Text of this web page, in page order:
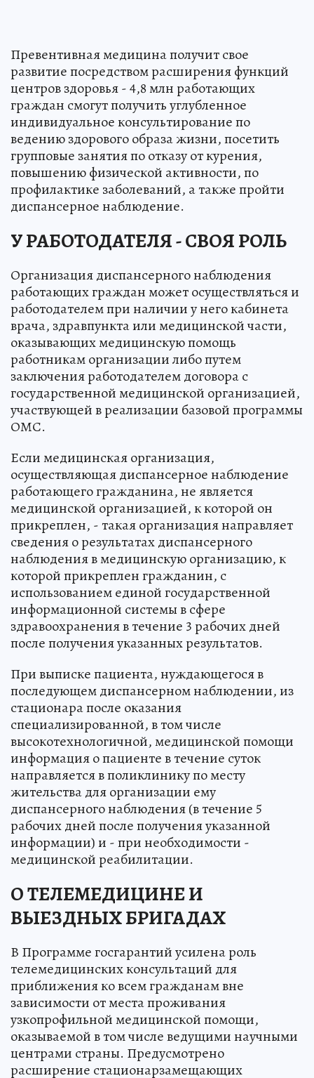
Превентивная медицина получит свое
развитие посредством расширения функций
центров здоровья - 4,8 млн работающих
граждан смогут получить углубленное
индивидуальное консультирование по
ведению здорового образа жизни, посетить
групповые занятия по отказу от курения,
повышению физической активности, по
профилактике заболеваний, а также пройти
диспансерное наблюдение.
У РАБОТОДАТЕЛЯ - СВОЯ РОЛЬ
Организация диспансерного наблюдения
работающих граждан может осуществляться и
работодателем при наличии у него кабинета
врача, здравпункта или медицинской части,
оказывающих медицинскую помощь
работникам организации либо путем
заключения работодателем договора с
государственной медицинской организацией,
участвующей в реализации базовой программы
ОМС.
Если медицинская организация,
осуществляющая диспансерное наблюдение
работающего гражданина, не является
медицинской организацией, к которой он
прикреплен, - такая организация направляет
сведения о результатах диспансерного
наблюдения в медицинскую организацию, к
которой прикреплен гражданин, с
использованием единой государственной
информационной системы в сфере
здравоохранения в течение 3 рабочих дней
после получения указанных результатов.
При выписке пациента, нуждающегося в
последующем диспансерном наблюдении, из
стационара после оказания
специализированной, в том числе
высокотехнологичной, медицинской помощи
информация о пациенте в течение суток
направляется в поликлинику по месту
жительства для организации ему
диспансерного наблюдения (в течение 5
рабочих дней после получения указанной
информации) и - при необходимости -
медицинской реабилитации.
О ТЕЛЕМЕДИЦИНЕ И
ВЫЕЗДНЫХ БРИГАДАХ
В Программе госгарантий усилена роль
телемедицинских консультаций для
приближения ко всем гражданам вне
зависимости от места проживания
узкопрофильной медицинской помощи,
оказываемой в том числе ведущими научными
центрами страны. Предусмотрено
расширение стационарзамещающих